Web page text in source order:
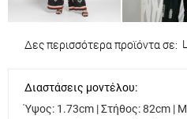
Δες περισσότερα προϊόντα σε:
Διαστάσεις μοντέλου:
Ύψος: 1.73cm | Στήθος: 82cm |